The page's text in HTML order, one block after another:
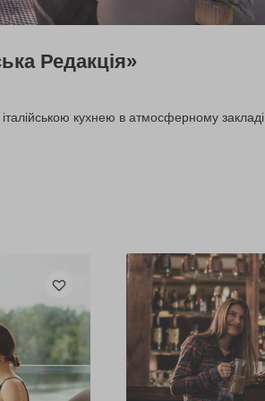
Редакція»
кухнею в атмосферному закладі.